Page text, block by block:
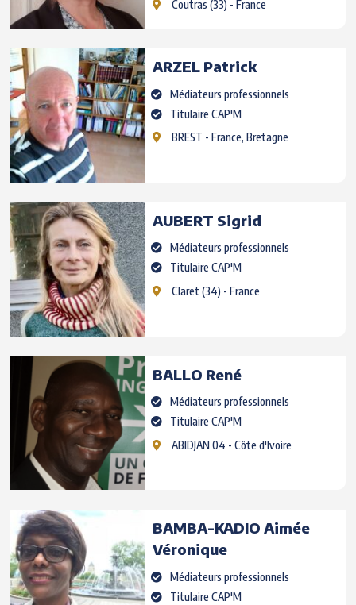
Coutras (33) - France
ARZEL Patrick
Médiateurs professionnels
Titulaire CAP'M
BREST - France, Bretagne
AUBERT Sigrid
Médiateurs professionnels
Titulaire CAP'M
Claret (34) - France
BALLO René
Médiateurs professionnels
Titulaire CAP'M
ABIDJAN 04 - Côte d'Ivoire
BAMBA-KADIO Aimée
Véronique
Médiateurs professionnels
Titulaire CAP'M